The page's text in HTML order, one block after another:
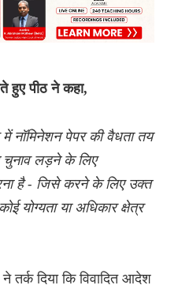
हुए पीठ ने कहा,
नॉमिनेशन पेपर की वैधता तय
चुनाव लड़ने के लिए
है - जिसे करने के लिए उक्त
योग्यता या अधिकार क्षेत्र
तर्क दिया कि विवादित आदेश